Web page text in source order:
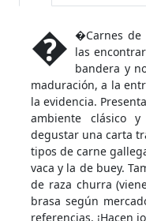
� �Carnes de
las
bandera y
maduración, a la
la evidencia.
ambiente clásico
degustar una carta
tipos de carne
vaca y la de buey.
de raza churra
brasa según
referencias. ¡Hacen